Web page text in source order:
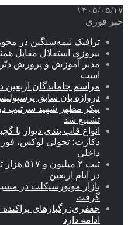
۱۴۰۵/۰۵/۱۷
خبر فوری
ترافیک نیمه‌سنگین در
پیروزی استقلال مقابل
است
مراسم جاماندگان اربعین
دروازه بان سابق
پیکر مطهر شهید سرتیپ
تشییع شد
انواع قاب بندی دیوار با
دکارت؛ تحولی لوکس،
داخلی
ثبت ۲
در ایام اربعین
بازار موتورسیکلت در
گرفت
جعفری: رگبارهای پراکنده
ادامه دارد